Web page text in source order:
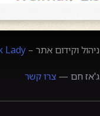
ניהול וקידום אתר – Lady
ג'אז חם — צרו קשר